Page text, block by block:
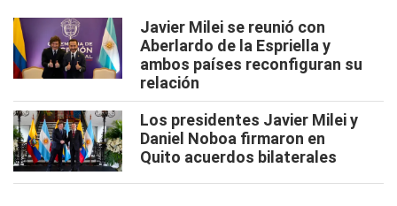
Javier Milei se reunió con
Aberlardo de la Espriella y
ambos países reconfiguran su
relación
Los presidentes Javier Milei y
Daniel Noboa firmaron en
Quito acuerdos bilaterales